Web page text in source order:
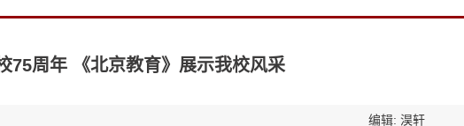
75周年 《北京教育》展示我校风采
编辑: 淏轩